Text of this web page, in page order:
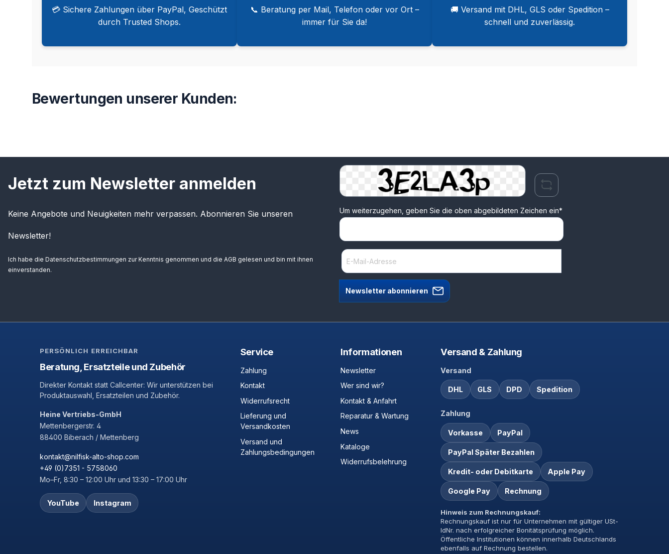
💳 Sichere Zahlungen über PayPal, Geschützt
durch Trusted Shops.
📞 Beratung per Mail, Telefon oder vor Ort –
immer für Sie da!
🚚 Versand mit DHL, GLS oder Spedition –
schnell und zuverlässig.
Bewertungen unserer Kunden:
Jetzt zum Newsletter anmelden
Keine Angebote und Neuigkeiten mehr verpassen. Abonnieren Sie unseren
Newsletter!
Ich habe die Datenschutzbestimmungen zur Kenntnis genommen und die AGB gelesen und bin mit ihnen
einverstanden.
Um weiterzugehen, geben Sie die oben abgebildeten Zeichen ein*
Newsletter abonnieren
PERSÖNLICH ERREICHBAR
Beratung, Ersatzteile und Zubehör
Direkter Kontakt statt Callcenter: Wir unterstützen bei
Produktauswahl, Ersatzteilen und Zubehör.
Heine Vertriebs-GmbH
Mettenbergerstr. 4
88400 Biberach / Mettenberg
kontakt@nilfisk-alto-shop.com
+49 (0)7351 - 5758060
Mo–Fr, 8:30 – 12:00 Uhr und 13:30 – 17:00 Uhr
YouTube Instagram
Service
Zahlung
Kontakt
Widerrufsrecht
Lieferung und
Versandkosten
Versand und
Zahlungsbedingungen
Informationen
Newsletter
Wer sind wir?
Kontakt & Anfahrt
Reparatur & Wartung
News
Kataloge
Widerrufsbelehrung
Versand & Zahlung
Versand
DHL GLS DPD Spedition
Zahlung
Vorkasse PayPal
PayPal Später Bezahlen
Kredit- oder Debitkarte Apple Pay
Google Pay Rechnung
Hinweis zum Rechnungskauf:
Rechnungskauf ist nur für Unternehmen mit gültiger USt-
IdNr. nach erfolgreicher Bonitätsprüfung möglich.
Öffentliche Institutionen können innerhalb Deutschlands
ebenfalls auf Rechnung bestellen.